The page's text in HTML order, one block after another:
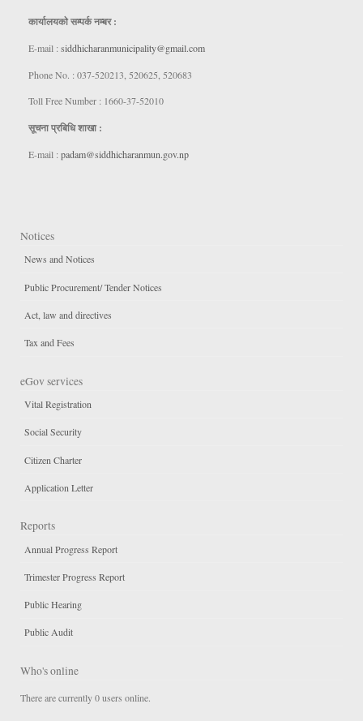
कार्यालयकाे सम्पर्क नम्बर :
E-mail : siddhicharanmunicipality@gmail.com
Phone No. : 037-520213, 520625, 520683
Toll Free Number : 1660-37-52010
सूचना प्रबिधि शाखा :
E-mail : padam@siddhicharanmun.gov.np
Notices
News and Notices
Public Procurement/ Tender Notices
Act, law and directives
Tax and Fees
eGov services
Vital Registration
Social Security
Citizen Charter
Application Letter
Reports
Annual Progress Report
Trimester Progress Report
Public Hearing
Public Audit
Who's online
There are currently 0 users online.